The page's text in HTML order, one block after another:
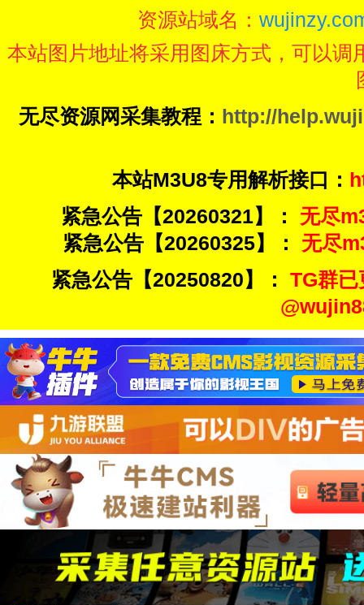
资源站域名：
本站图片地址将采用图床方式，可以
无尽资源网采集教程： http://
本站M3U8专用解析接口：
紧急公告【20260321】：
无尽
紧急公告【20260325】：
无尽
紧急公告【20250820】：
TG群